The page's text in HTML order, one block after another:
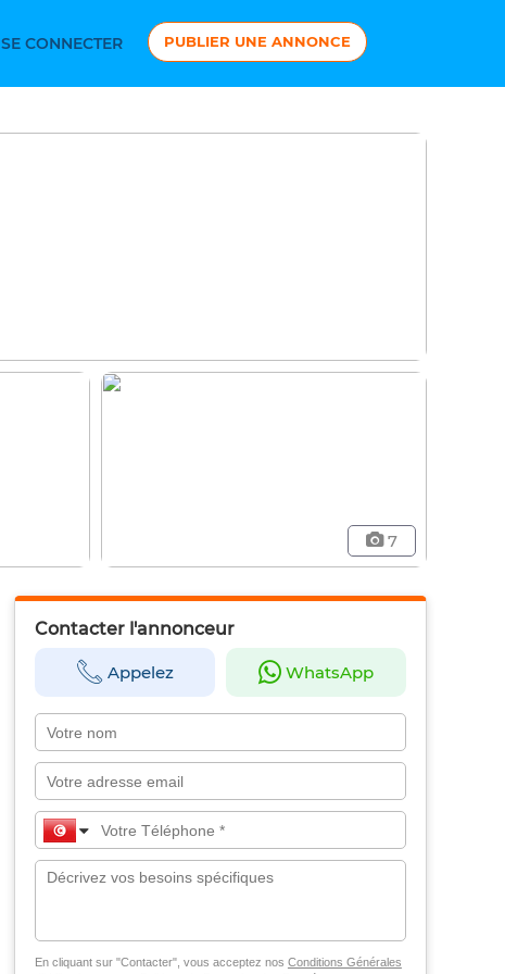
SE CONNECTER PUBLIER UNE ANNONCE
7
Contacter l'annonceur
Appelez WhatsApp
En cliquant sur "Contacter", vous acceptez nos Conditions Générales